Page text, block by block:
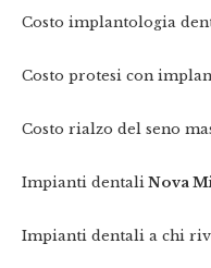
Costo implantologia
Costo protesi con
Costo rialzo del seno
Impianti dentali Nova
Impianti dentali a chi